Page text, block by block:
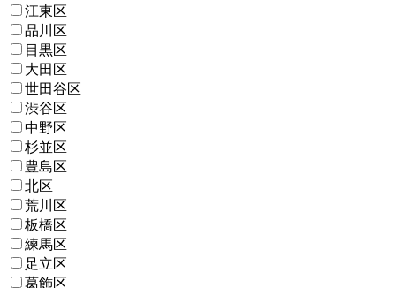
江東区
品川区
目黒区
大田区
世田谷区
渋谷区
中野区
杉並区
豊島区
北区
荒川区
板橋区
練馬区
足立区
葛飾区